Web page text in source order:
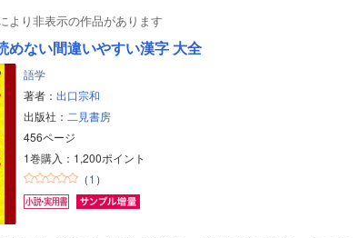
より非表示の作品があります
めない間違いやすい漢字 大全
語学
著者： 出口宗和
出版社： 二見書房
456ページ
1巻購入：1,200ポイント
（1 ）